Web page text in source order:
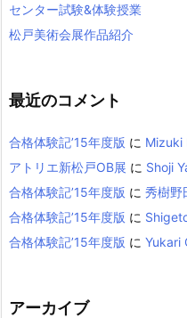
センター試験&体験授業
松戸美術会展作品紹介
最近のコメント
合格体験記’15年度版 に Mizuki
アトリエ新松戸OB展 に Shoji
合格体験記’15年度版 に 秀樹野
合格体験記’15年度版 に
合格体験記’15年度版 に Yukari
アーカイブ